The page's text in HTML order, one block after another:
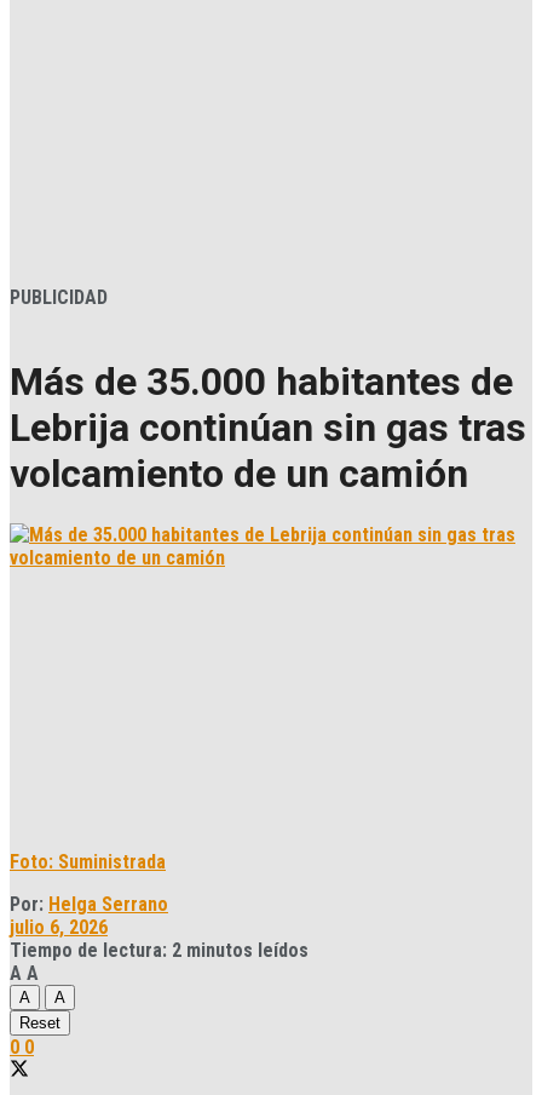
PUBLICIDAD
Más de 35.000 habitantes de
Lebrija continúan sin gas tras
volcamiento de un camión
Foto: Suministrada
Por: Helga Serrano
julio 6, 2026
Tiempo de lectura: 2 minutos leídos
A A
A
A
Reset
0 0